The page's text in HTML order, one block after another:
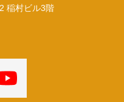
稲村ビル3階